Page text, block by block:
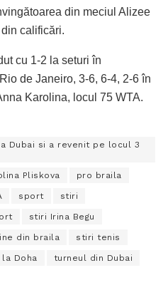
din meciul Alizee
calificări.
cu 1-2 la seturi în
de Janeiro, 3-6, 6-4, 2-6 în
Karolina, locul 75 WTA.
Dubai si a revenit pe locul 3
Pliskova pro braila
sport stiri
stiri Irina Begu
din braila stiri tenis
Doha turneul din Dubai